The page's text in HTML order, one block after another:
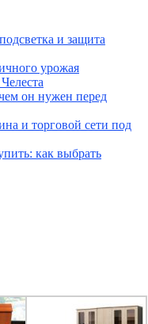
и защита
урожая
он нужен перед
и торговой сети под
как выбрать